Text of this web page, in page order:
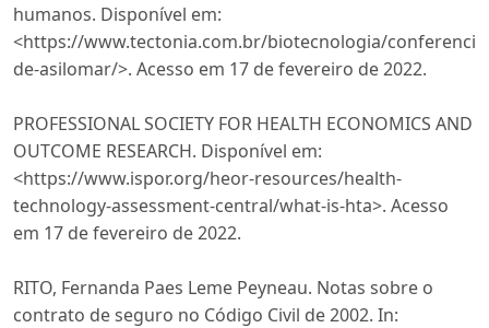
humanos. Disponível em:
<https://www.tectonia.com.br/biotecnologia/
de-asilomar/>. Acesso em 17 de fevereiro de 2022.
PROFESSIONAL SOCIETY FOR HEALTH ECONOMICS AND
OUTCOME RESEARCH. Disponível em:
<https://www.ispor.org/heor-resources/health-
technology-assessment-central/what-is-hta>. Acesso
em 17 de fevereiro de 2022.
RITO, Fernanda Paes Leme Peyneau. Notas sobre o
contrato de seguro no Código Civil de 2002. In: